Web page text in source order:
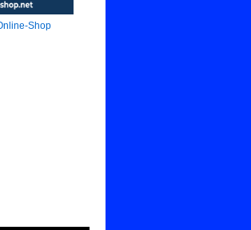
Shop